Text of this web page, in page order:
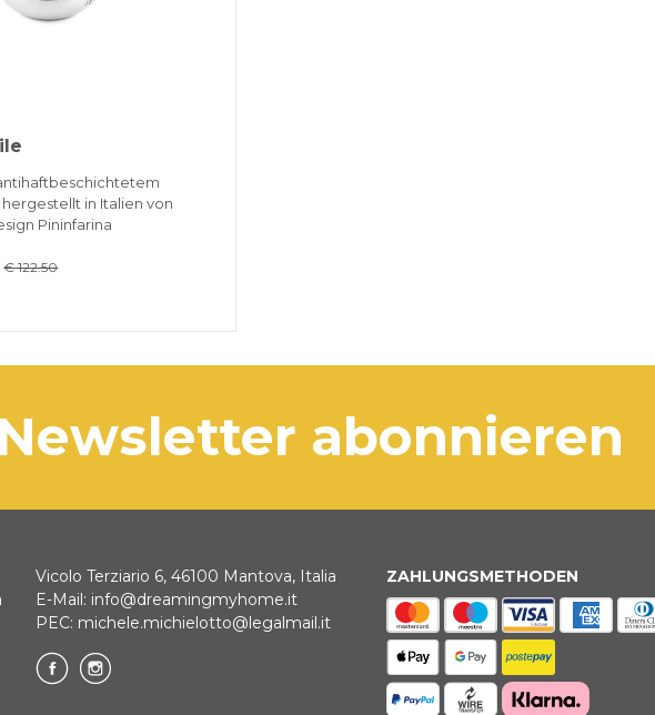
hergestellt in Italien von
Pininfarina
€ 122.50
Newsletter abonnieren
Vicolo Terziario 6, 46100 Mantova, Italia
E-Mail: info@dreamingmyhome.it
PEC: michele.michielotto@legalmail.it
ZAHLUNGSMETHODEN